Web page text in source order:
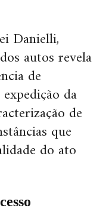
Danielli,
autos revela
de
da
de
que
do ato